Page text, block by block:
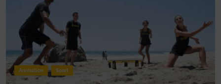
Animation Sport